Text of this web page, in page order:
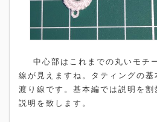
中心部はこれまでの丸いモチ
線が見えますね。タティングの
渡り線です。基本編では説明を
説明を致します。